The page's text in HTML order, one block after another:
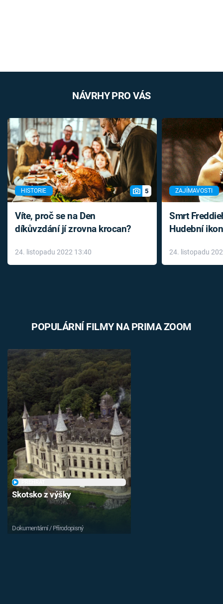
NÁVRHY PRO VÁS
HISTORIE 5
Víte, proč se na Den
díkůvzdání jí zrovna krocan?
24. listopadu 2022 13:40
ZAJÍMAVOSTI
Smrt
Hudební
léky
24. listopadu
POPULÁRNÍ FILMY NA PRIMA ZOOM
Skotsko z výšky
Dokumentární / Přírodopisný